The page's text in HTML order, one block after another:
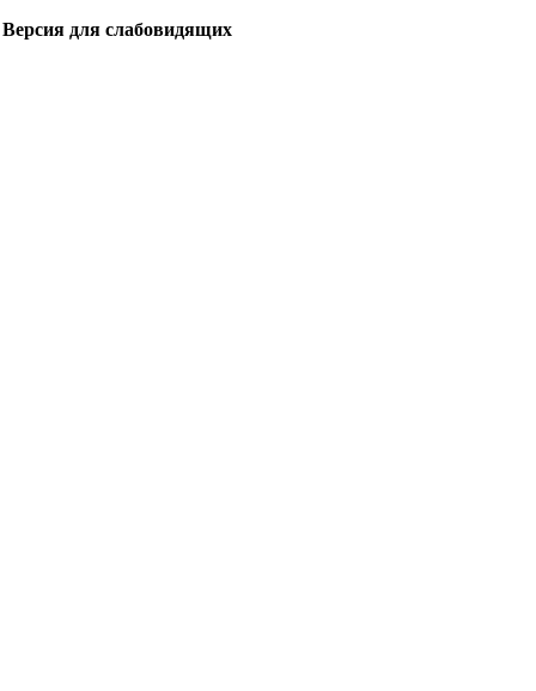
Версия для слабовидящих